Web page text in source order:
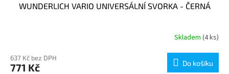
WUNDERLICH VARIO UNIVERSÁLNÍ SVORKA - ČERNÁ
Skladem (4 ks)
637 Kč bez DPH
771 Kč Do košíku